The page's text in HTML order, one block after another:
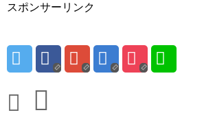
スポンサーリンク